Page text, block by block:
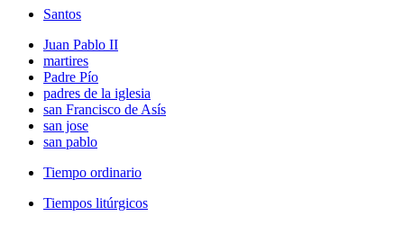
Santos
Juan Pablo II
martires
Padre Pío
padres de la iglesia
san Francisco de Asís
san jose
san pablo
Tiempo ordinario
Tiempos litúrgicos